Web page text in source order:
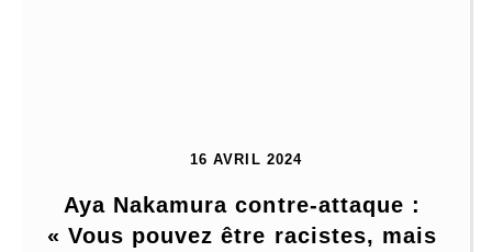
16 AVRIL 2024
Aya Nakamura contre-attaque :
« Vous pouvez être racistes, mais